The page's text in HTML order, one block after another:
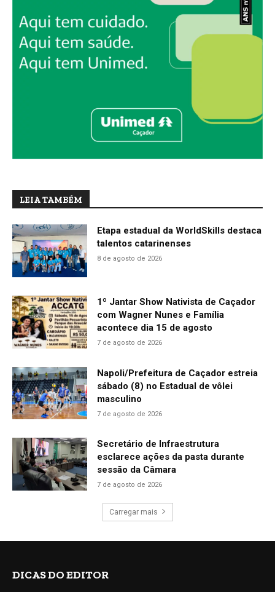
LEIA TAMBÉM
Etapa estadual da WorldSkills destaca
talentos catarinenses
8 de agosto de 2026
1º Jantar Show Nativista de Caçador
com Wagner Nunes e Família
acontece dia 15 de agosto
7 de agosto de 2026
Napoli/Prefeitura de Caçador estreia
sábado (8) no Estadual de vôlei
masculino
7 de agosto de 2026
Secretário de Infraestrutura
esclarece ações da pasta durante
sessão da Câmara
7 de agosto de 2026
Carregar mais
DICAS DO EDITOR